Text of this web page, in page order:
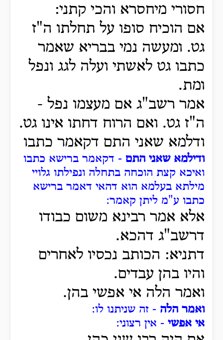
חסורי מיחסרא והכי קתני:
אם הוכיח סופו על תחלתו ה"ז
גט. ומעשה נמי בבריא שאמר
כתבו גט לאשתי ועלה לגג ונפל
ומת.
אמר רשב"ג אם מעצמו נפל -
ה"ז גט. ואם הרוח דחתו אינו גט.
ודלמא שאני התם דקאמר כתבו
ודילמא שאני התם - דקאמר ברישא כתבו
ואיכא קצת הוכחה בתחלה ונפילתו גלויי
מילתא בעלמא הוא דהאי דאמר ברישא
כתבו ע"מ ליתן קאמר:
אלא אמר רבינא משום כבודו
דרשב"ג דהכא.
דתניא: הכותב נכסיו לאחרים
והיו בהן עבדים.
ואמר הלה אי אפשי בהן.
ואמר הלה - זה שניתנו לו:
אי אפשי - אין רצוני: